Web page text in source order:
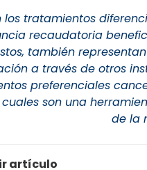
los tratamientos
recaudatoria
también
a través de otros
preferenciales
cuales son una
de la
artículo